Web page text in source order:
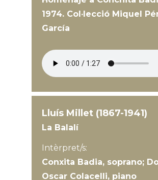
1974. Col·lecció Miquel
García
Lluís Millet (1867-1941)
La Balalí
Intèrpret/s:
Conxita Badia, soprano;
Oscar Colacelli, piano